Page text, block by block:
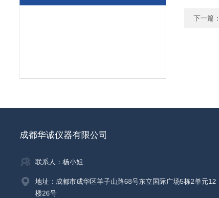
下一篇
成都华诚仪器有限公司
联系人：杨小姐
地址：成都市成华区羊子山路68号东立国际广场5栋2单元12
楼26号